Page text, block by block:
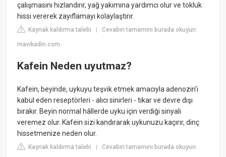
çalışmasını hızlandırır, yağ yakımına yardımcı olur ve tokluk
hissi vererek zayıflamayı kolaylaştırır.
Kaynak kaldırma talebi |Cevabın tamamını burada okuyun:
mavikadin.com
Kafein Neden uyutmaz?
Kafein, beyinde, uykuyu teşvik etmek amacıyla adenozin'i
kabul eden reseptörleri - alıcı sinirleri - tıkar ve devre dışı
bırakır. Beyin normal hâllerde uyku için verdiği sinyali
veremez olur. Kafein sizi kandırarak uykunuzu kaçırır, dinç
hissetmenize neden olur.
Kaynak kaldırma talebi |Cevabın tamamını burada okuyun: